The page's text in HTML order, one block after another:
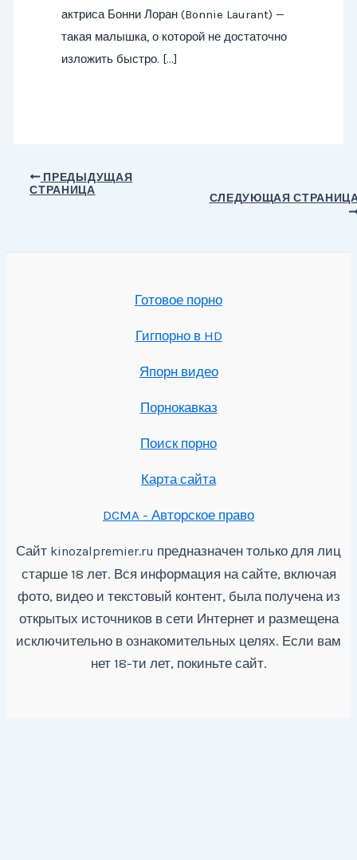
актриса Бонни Лоран (Bonnie Laurant) —
такая малышка, о которой не достаточно
изложить быстро. […]
Навигация
ПРЕДЫДУЩАЯ
СТРАНИЦА
СЛЕДУЮЩАЯ
Готовое порно
Гигпорно в HD
Япорн видео
Порнокавказ
Поиск порно
Карта сайта
DCMA - Авторское право
Сайт kinozalpremier.ru предназначен только для лиц
старше 18 лет. Вся информация на сайте, включая
фото, видео и текстовый контент, была получена из
открытых источников в сети Интернет и размещена
исключительно в ознакомительных целях. Если вам
нет 18-ти лет, покиньте сайт.